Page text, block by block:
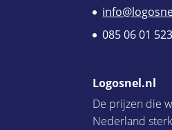
085 06 01 523
Logosnel.nl
De prijzen die
Nederland